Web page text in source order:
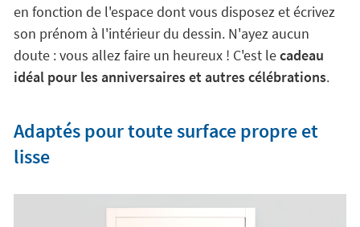
en fonction de l'espace dont vous disposez et écrivez
son prénom à l'intérieur du dessin. N'ayez aucun
doute : vous allez faire un heureux ! C'est lecadeau
idéal pour les anniversaires et autres célébrations.
Adaptés pour toute surface propre et
lisse